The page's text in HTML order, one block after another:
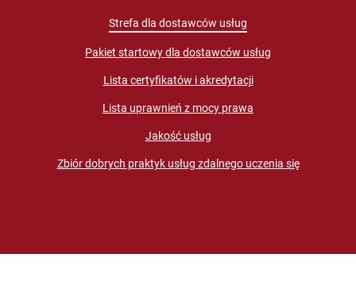
Strefa dla dostawców usług
Pakiet startowy dla dostawców usług
Lista certyfikatów i akredytacji
Lista uprawnień z mocy prawa
Jakość usług
Zbiór dobrych praktyk usług zdalnego uczenia się